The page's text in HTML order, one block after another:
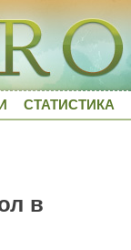
СТАТИСТИКА
в